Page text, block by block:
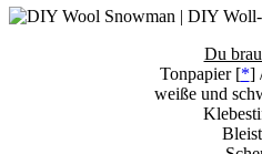
Du
Tonpapier [*]
weiße und